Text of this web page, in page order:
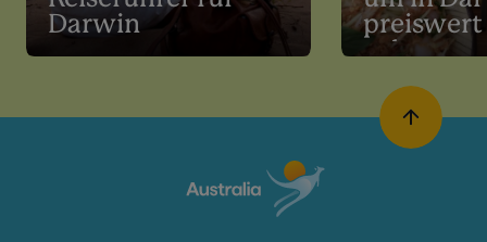
Darwin
preiswert
gehen